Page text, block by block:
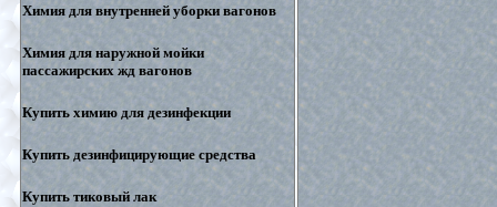
Химия для внутренней уборки вагонов
Химия для наружной мойки
пассажирских жд вагонов
Купить химию для дезинфекции
Купить дезинфицирующие средства
Купить тиковый лак